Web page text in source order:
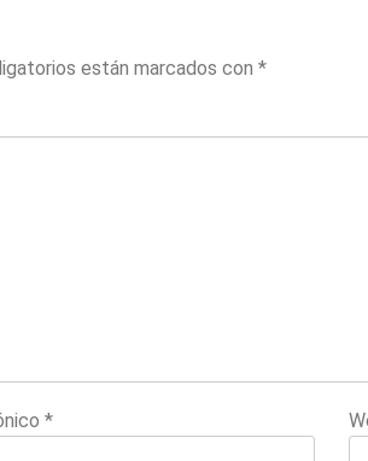
están marcados con *
*